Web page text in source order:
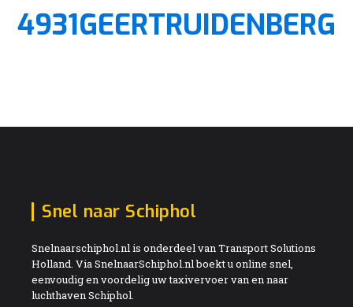
4931GEERTRUIDENBERG
Snel naar Schiphol
Snelnaarschiphol.nl is onderdeel van Transport Solutions
Holland. Via SnelnaarSchiphol.nl boekt u online snel,
eenvoudig en voordelig uw taxivervoer van en naar
luchthaven Schiphol.